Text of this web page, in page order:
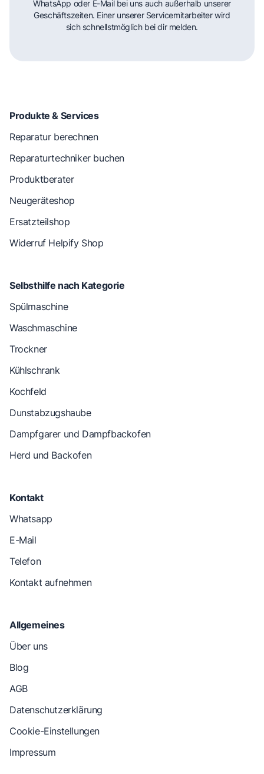
WhatsApp oder E-Mail bei uns auch außerhalb unserer
Geschäftszeiten. Einer unserer Servicemitarbeiter wird
sich schnellstmöglich bei dir melden.
Produkte & Services
Reparatur berechnen
Reparaturtechniker buchen
Produktberater
Neugeräteshop
Ersatzteilshop
Widerruf Helpify Shop
Selbsthilfe nach Kategorie
Spülmaschine
Waschmaschine
Trockner
Kühlschrank
Kochfeld
Dunstabzugshaube
Dampfgarer und Dampfbackofen
Herd und Backofen
Kontakt
Whatsapp
E-Mail
Telefon
Kontakt aufnehmen
Allgemeines
Über uns
Blog
AGB
Datenschutzerklärung
Cookie-Einstellungen
Impressum